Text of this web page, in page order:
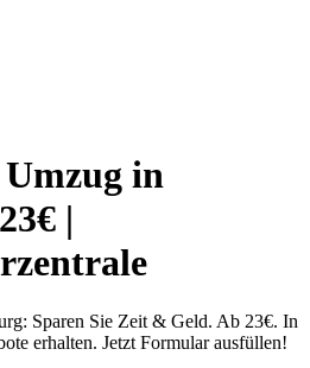
in
|
Sparen Sie Zeit & Geld. Ab 23€. In
erhalten. Jetzt Formular ausfüllen!